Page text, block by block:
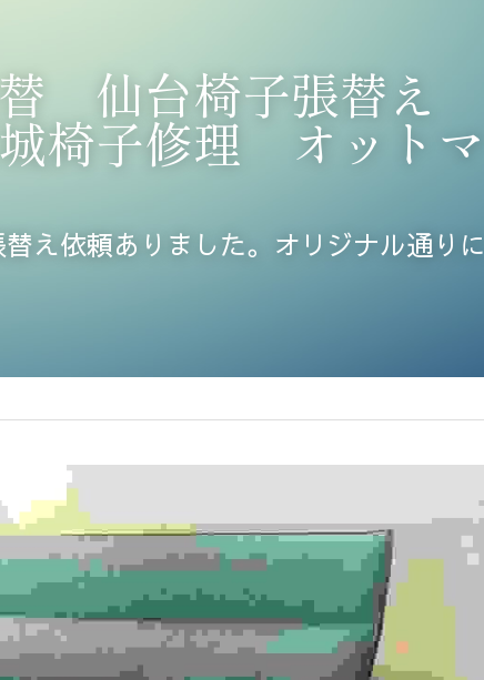
　仙台椅子張替え
椅子修理　オットマ
え依頼ありました。オリジナル通りに